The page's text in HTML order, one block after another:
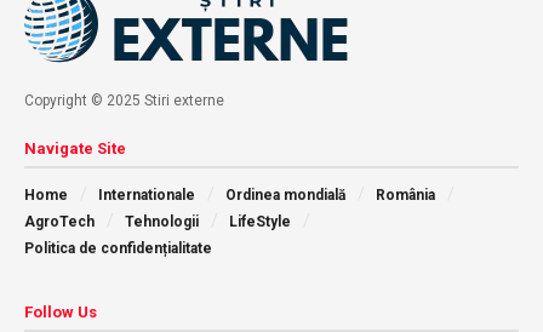
Copyright © 2025 Stiri externe
Navigate Site
Home Internationale Ordinea mondială
România
AgroTech
Tehnologii
LifeStyle
Politica de confidențialitate
Follow Us